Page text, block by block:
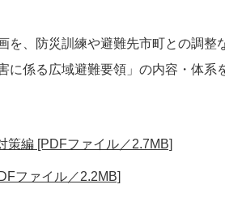
、防災訓練や避難先市町との調整
に係る広域避難要領」の内容・体系
編 [PDFファイル／2.7MB]
ファイル／2.2MB]